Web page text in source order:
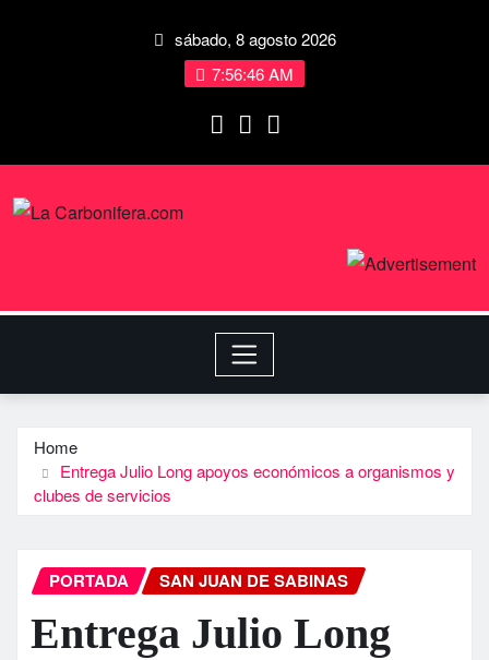
sábado, 8 agosto 2026
7:56:46 AM
Home
Entrega Julio Long apoyos económicos a organismos y
clubes de servicios
PORTADA SAN JUAN DE SABINAS
Entrega Julio Long